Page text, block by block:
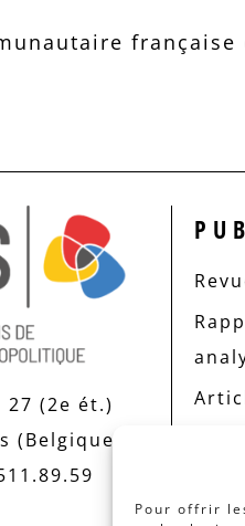
Pour offrir
27 (2e ét.)
(Belgique)